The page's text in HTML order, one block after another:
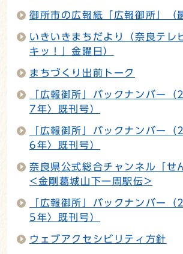
御所市の広報紙「広報御所」（
いきいきまちだより（奈良テレ
キッ！」金曜日）
まちづくり出前トーク
「広報御所」バックナンバー
7年〉既刊号）
「広報御所」バックナンバー
6年〉既刊号）
奈良県公式総合チャンネル「せ
<金剛葛城山下一周駅伝>
「広報御所」バックナンバー
5年〉既刊号）
ウェブアクセシビリティ方針